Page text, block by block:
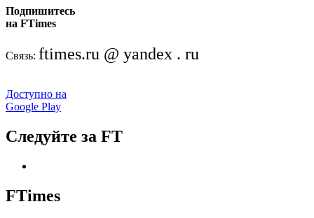
Подпишитесь
на FTimes
Связь: ftimes.ru @ yandex . ru
Доступно на
Google Play
Следуйте за FT
FTimes